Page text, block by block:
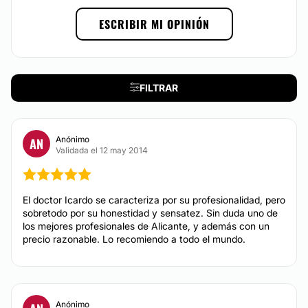
Mesoterapia
Presoterapia
Tratamiento antimanchas
Tratamiento capilar
Mesoterapia capilar
ESCRIBIR MI OPINIÓN
FILTRAR
AN
Anónimo
Validada el 12 may 2014
El doctor Icardo se caracteriza por su profesionalidad, pero
sobretodo por su honestidad y sensatez. Sin duda uno de
los mejores profesionales de Alicante, y además con un
precio razonable. Lo recomiendo a todo el mundo.
Anónimo